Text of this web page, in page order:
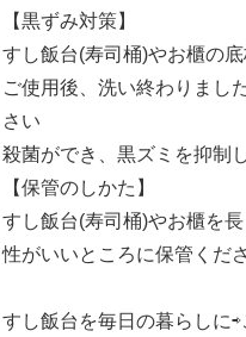
【黒ずみ対策】
すし飯台(寿司桶)やお櫃の
ご使用後、洗い終わりまし
さい
殺菌ができ、黒ズミを抑制
【保管のしかた】
すし飯台(寿司桶)やお櫃を
性がいいところに保管くだ
すし飯台を毎日の暮らしに⇨